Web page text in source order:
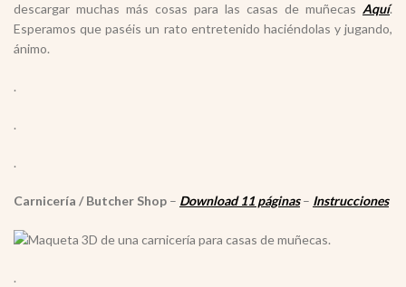
descargar muchas más cosas para las casas de muñecas Aquí.
Esperamos que paséis un rato entretenido haciéndolas y jugando,
ánimo.
.
.
.
Carnicería / Butcher Shop – Download 11 páginas– Instrucciones
.